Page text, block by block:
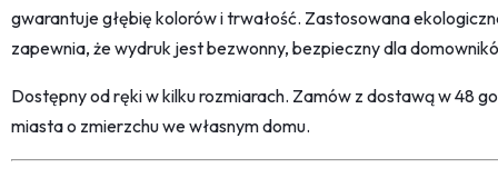
gwarantuje głębię kolorów i trwałość. Zastosowana
zapewnia, że wydruk jest bezwonny, bezpieczny dla
Dostępny od ręki w kilku rozmiarach. Zamów z dostawą w 48
miasta o zmierzchu we własnym domu.